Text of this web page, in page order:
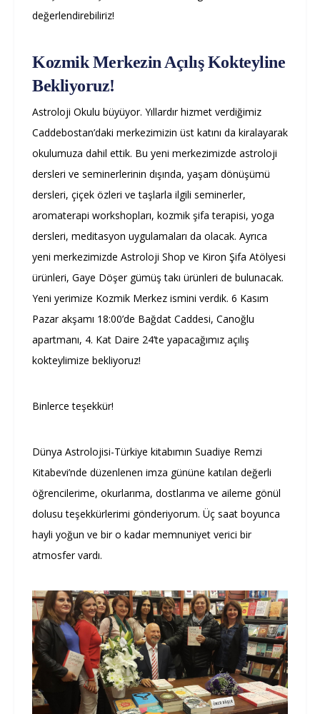
değerlendirebiliriz!
Kozmik Merkezin Açılış Kokteyline
Bekliyoruz!
Astroloji Okulu büyüyor. Yıllardır hizmet verdiğimiz
Caddebostan’daki merkezimizin üst katını da kiralayarak
okulumuza dahil ettik. Bu yeni merkezimizde astroloji
dersleri ve seminerlerinin dışında, yaşam dönüşümü
dersleri, çiçek özleri ve taşlarla ilgili seminerler,
aromaterapi workshopları, kozmik şifa terapisi, yoga
dersleri, meditasyon uygulamaları da olacak. Ayrıca
yeni merkezimizde Astroloji Shop ve Kiron Şifa Atölyesi
ürünleri, Gaye Döşer gümüş takı ürünleri de bulunacak.
Yeni yerimize Kozmik Merkez ismini verdik. 6 Kasım
Pazar akşamı 18:00’de Bağdat Caddesi, Canoğlu
apartmanı, 4. Kat Daire 24’te yapacağımız açılış
kokteylimize bekliyoruz!
Binlerce teşekkür!
Dünya Astrolojisi-Türkiye kitabımın Suadiye Remzi
Kitabevi’nde düzenlenen imza gününe katılan değerli
öğrencilerime, okurlarıma, dostlarıma ve aileme gönül
dolusu teşekkürlerimi gönderiyorum. Üç saat boyunca
hayli yoğun ve bir o kadar memnuniyet verici bir
atmosfer vardı.